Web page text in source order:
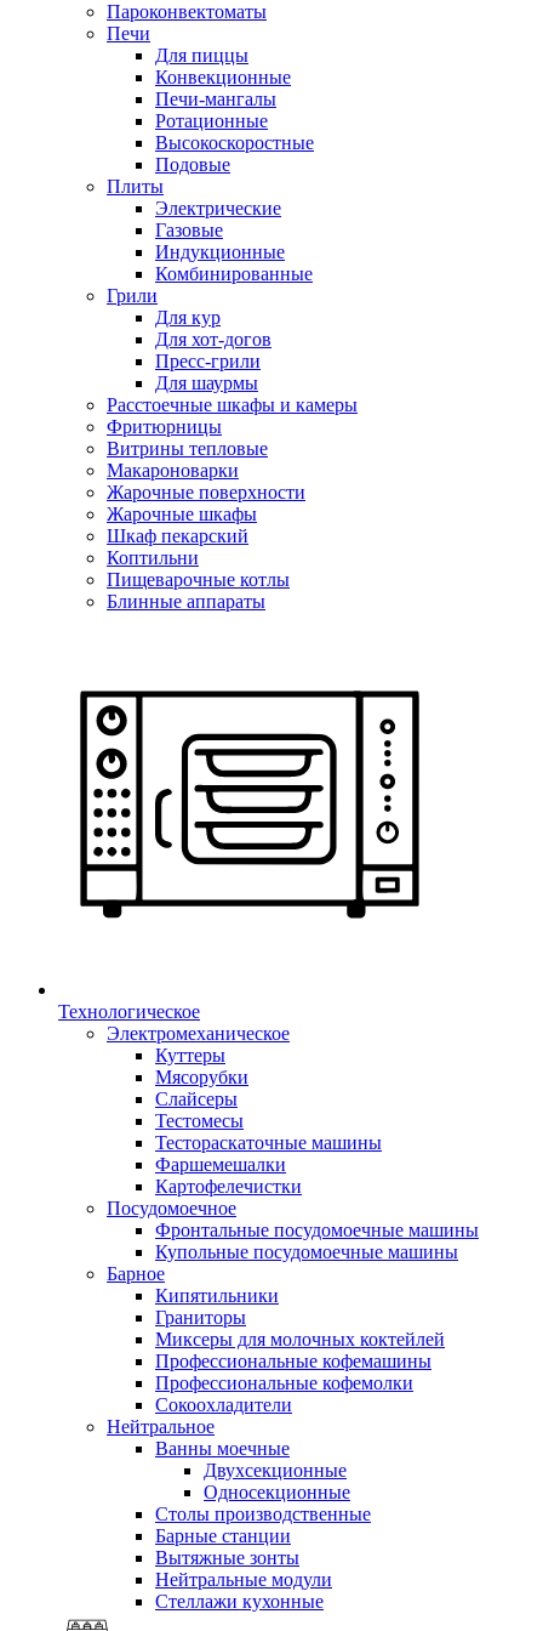
Пароконвектоматы
Печи
Для пиццы
Конвекционные
Печи-мангалы
Ротационные
Высокоскоростные
Подовые
Плиты
Электрические
Газовые
Индукционные
Комбинированные
Грили
Для кур
Для хот-догов
Пресс-грили
Для шаурмы
Расстоечные шкафы и камеры
Фритюрницы
Витрины тепловые
Макароноварки
Жарочные поверхности
Жарочные шкафы
Шкаф пекарский
Коптильни
Пищеварочные котлы
Блинные аппараты
Технологическое
Электромеханическое
Куттеры
Мясорубки
Слайсеры
Тестомесы
Тестораскаточные машины
Фаршемешалки
Картофелечистки
Посудомоечное
Фронтальные посудомоечные машины
Купольные посудомоечные машины
Барное
Кипятильники
Граниторы
Миксеры для молочных коктейлей
Профессиональные кофемашины
Профессиональные кофемолки
Сокоохладители
Нейтральное
Ванны моечные
Двухсекционные
Односекционные
Столы производственные
Барные станции
Вытяжные зонты
Нейтральные модули
Стеллажи кухонные